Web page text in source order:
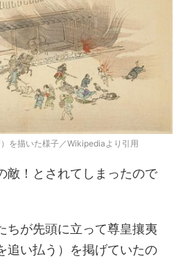
を描いた様子／Wikipediaより引用
敵！とされてしまったので
ちが先頭に立って尊皇攘夷
追い払う）を掲げていたの